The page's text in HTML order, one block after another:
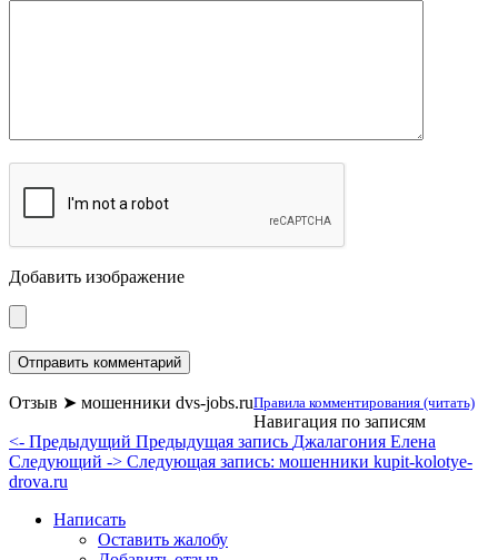
Добавить изображение
Правила комментирования (читать)
Отзыв ➤ мошенники dvs-jobs.ru
Навигация по записям
<- Предыдущий Предыдущая запись Джалагония Елена
Следующий -> Следующая запись: мошенники kupit-kolotye-
drova.ru
Написать
Оставить жалобу